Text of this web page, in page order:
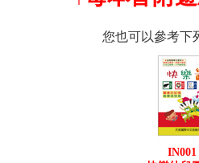
您也可以參考下